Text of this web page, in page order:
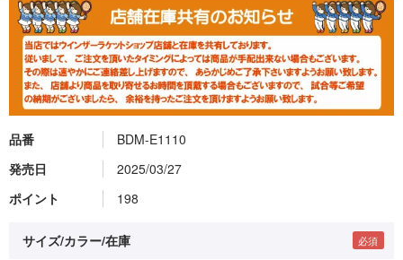
品番
BDM-E1110
発売日
2025/03/27
ポイント
198
サイズ/カラー/在庫